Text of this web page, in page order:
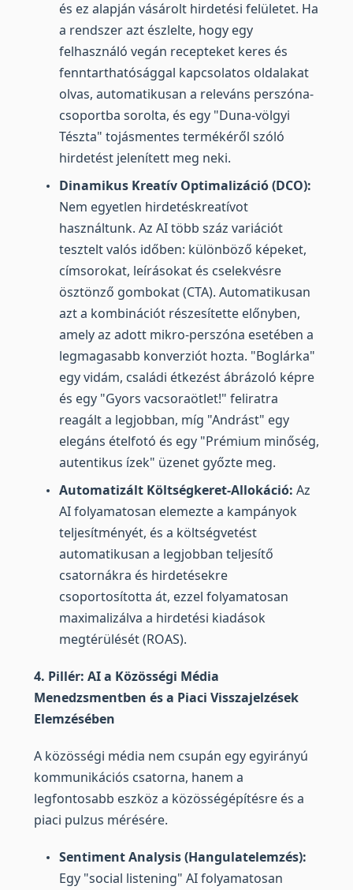
és ez alapján vásárolt hirdetési felületet. Ha
a rendszer azt észlelte, hogy egy
felhasználó vegán recepteket keres és
fenntarthatósággal kapcsolatos oldalakat
olvas, automatikusan a releváns perszóna-
csoportba sorolta, és egy "Duna-völgyi
Tészta" tojásmentes termékéről szóló
hirdetést jelenített meg neki.
Dinamikus Kreatív Optimalizáció (DCO):
Nem egyetlen hirdetéskreatívot
használtunk. Az AI több száz variációt
tesztelt valós időben: különböző képeket,
címsorokat, leírásokat és cselekvésre
ösztönző gombokat (CTA). Automatikusan
azt a kombinációt részesítette előnyben,
amely az adott mikro-perszóna esetében a
legmagasabb konverziót hozta. "Boglárka"
egy vidám, családi étkezést ábrázoló képre
és egy "Gyors vacsoraötlet!" feliratra
reagált a legjobban, míg "Andrást" egy
elegáns ételfotó és egy "Prémium minőség,
autentikus ízek" üzenet győzte meg.
Automatizált Költségkeret-Allokáció: Az
AI folyamatosan elemezte a kampányok
teljesítményét, és a költségvetést
automatikusan a legjobban teljesítő
csatornákra és hirdetésekre
csoportosította át, ezzel folyamatosan
maximalizálva a hirdetési kiadások
megtérülését (ROAS).
4. Pillér: AI a Közösségi Média
Menedzsmentben és a Piaci Visszajelzések
Elemzésében
A közösségi média nem csupán egy egyirányú
kommunikációs csatorna, hanem a
legfontosabb eszköz a közösségépítésre és a
piaci pulzus mérésére.
Sentiment Analysis (Hangulatelemzés):
Egy "social listening" AI folyamatosan